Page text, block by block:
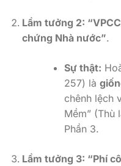
Lầm tưởng 2:
chứng Nhà nước”.
Sự thật:
257) là
chênh lệch
Mềm” (Thù
Phần 3.
Lầm tưởng 3: “Phí